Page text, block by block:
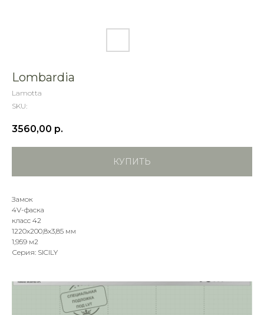
Lombardia
Lamotta
SKU:
3560,00 р.
КУПИТЬ
Замок
4V-фаска
класс 42
1220х200,8х3,85 мм
1,959 м2
Серия: SICILY